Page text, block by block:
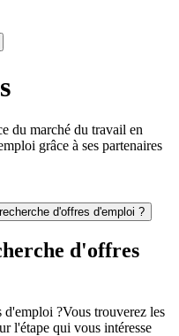
du marché du travail en
grâce à ses partenaires
d'offres d'emploi ?
d'offres
d'emploi ?Vous trouverez les
l'étape qui vous intéresse